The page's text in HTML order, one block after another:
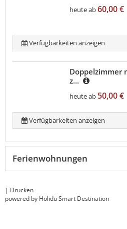
heute ab60,00 €
Verfügbarkeiten anzeigen
Doppelzimmer
z...
heute ab 50,00 €
Verfügbarkeiten anzeigen
Ferienwohnungen
| Drucken
powered by Holidu Smart Destination